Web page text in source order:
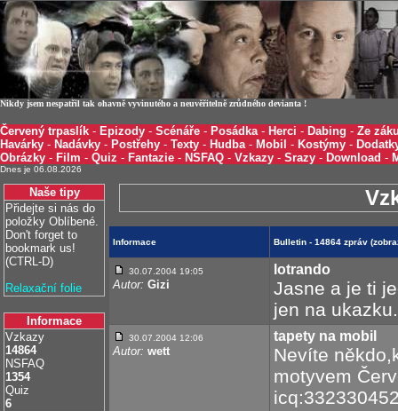
Nikdy jsem nespatřil tak ohavně vyvinutého a neuvěřitelně zrůdného devianta !
Červený trpaslík - Epizody - Scénáře - Posádka- Herci - Dabing - Ze
Havárky - Nadávky - Postřehy - Texty - Hudba- Mobil - Kostýmy -
Obrázky - Film - Quiz - Fantazie - NSFAQ - Vzkazy - Srazy - Download -
Dnes je 06.08.2026
Naše tipy
Přidejte si nás do
položky Oblíbené.
Don't forget to
bookmark us!
(CTRL-D)
Relaxační folie
Informace
Vzkazy
14864
NSFAQ
1354
Quiz
6
Informace Bulletin - 14864 zpráv
30.07.2004 19:05
Autor: Gizi
lotrando
Jasne a je ti
jen na
30.07.2004 12:06
Autor: wett
tapety na mobil
Nevíte
motyvem